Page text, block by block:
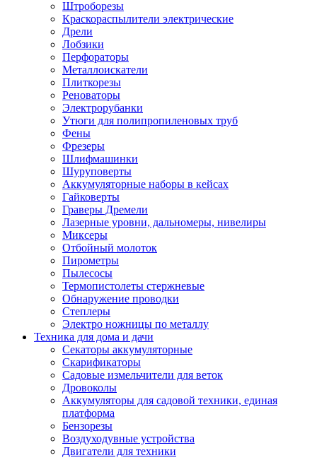
Штроборезы
Краскораспылители электрические
Дрели
Лобзики
Перфораторы
Металлоискатели
Плиткорезы
Реноваторы
Электрорубанки
Утюги для полипропиленовых труб
Фены
Фрезеры
Шлифмашинки
Шуруповерты
Аккумуляторные наборы в кейсах
Гайковерты
Граверы Дремели
Лазерные уровни, дальномеры, нивелиры
Миксеры
Отбойный молоток
Пирометры
Пылесосы
Термопистолеты стержневые
Обнаружение проводки
Степлеры
Электро ножницы по металлу
Техника для дома и дачи
Секаторы аккумуляторные
Скарификаторы
Садовые измельчители для веток
Дровоколы
Аккумуляторы для садовой техники, единая
платформа
Бензорезы
Воздуходувные устройства
Двигатели для техники